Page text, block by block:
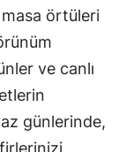
örtüleri
ve canlı
günlerinde,